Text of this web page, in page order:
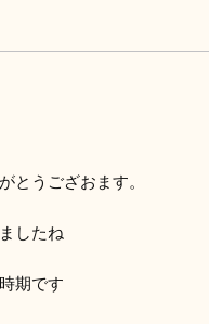
とうござおます。
したね
期です